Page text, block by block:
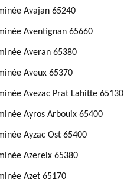
Avajan 65240
Aventignan 65660
Averan 65380
Aveux 65370
Avezac Prat Lahitte 65130
Ayros Arbouix 65400
Ayzac Ost 65400
Azereix 65380
Azet 65170